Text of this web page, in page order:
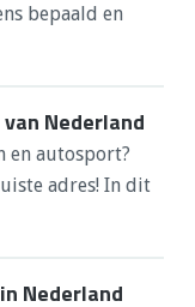
bepaald en
Nederland
en autosport?
adres! In dit
Nederland